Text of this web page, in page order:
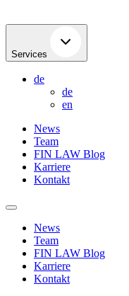
Services
de
de
en
News
Team
FIN LAW Blog
Karriere
Kontakt
News
Team
FIN LAW Blog
Karriere
Kontakt